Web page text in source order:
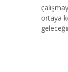
ortaya